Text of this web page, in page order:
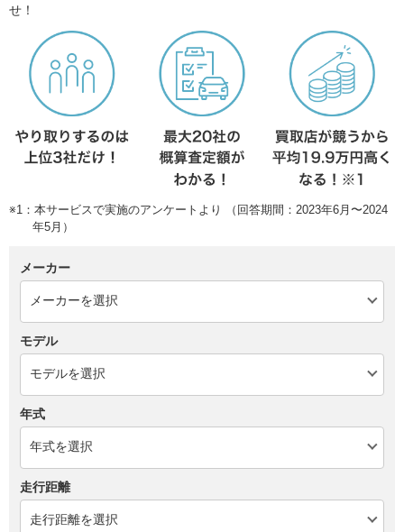
せ！
※1：本サービスで実施のアンケートより （回答期間：2023年6月〜2024
年5月）
メーカー
モデル
年式
走行距離